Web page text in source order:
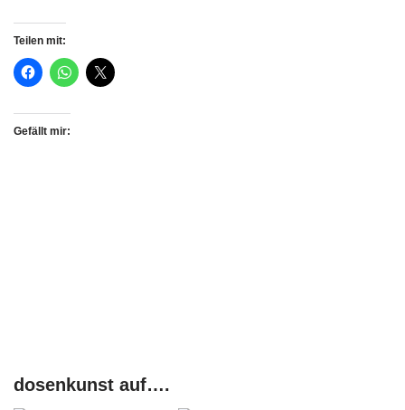
Teilen mit:
Gefällt mir:
dosenkunst auf….